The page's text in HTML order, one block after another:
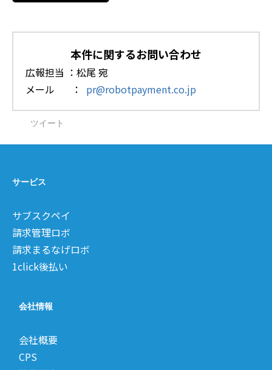
本件に関するお問い合わせ
広報担当 ：松尾 宛
メール ： pr@robotpayment.co.jp
ツイート
サービス
サブスクペイ
請求管理ロボ
請求まるなげロボ
1click後払い
会社情報
会社概要
CPS